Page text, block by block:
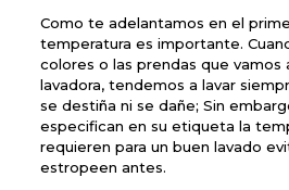
Como te adelantamos en el
temperatura es importante.
colores o las prendas que vamos
lavadora, tendemos a lavar
se destiña ni se dañe; Sin
especifican en su etiqueta la
requieren para un buen lavado
estropeen antes.